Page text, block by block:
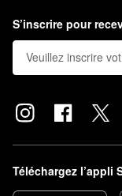
S’inscrire pour
Téléchargez l’appli